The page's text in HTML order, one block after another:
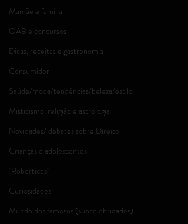
Mamãe e família
OAB e concursos
Dicas, receitas e gastronomia
Consumidor
Saúde/moda/tendências/beleza/estilo
Misticismo, religião e astrologia
Novidades/ debates sobre Direito
Crianças e adolescentes
''Robertices''
Curiosidades
Mundo dos famosos (subcelebridades)